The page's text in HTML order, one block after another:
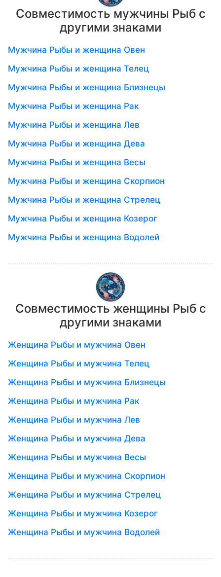
Совместимость мужчины Рыб с
другими знаками
Мужчина Рыбы и женщина Овен
Мужчина Рыбы и женщина Телец
Мужчина Рыбы и женщина Близнецы
Мужчина Рыбы и женщина Рак
Мужчина Рыбы и женщина Лев
Мужчина Рыбы и женщина Дева
Мужчина Рыбы и женщина Весы
Мужчина Рыбы и женщина Скорпион
Мужчина Рыбы и женщина Стрелец
Мужчина Рыбы и женщина Козерог
Мужчина Рыбы и женщина Водолей
Совместимость женщины Рыб с
другими знаками
Женщина Рыбы и мужчина Овен
Женщина Рыбы и мужчина Телец
Женщина Рыбы и мужчина Близнецы
Женщина Рыбы и мужчина Рак
Женщина Рыбы и мужчина Лев
Женщина Рыбы и мужчина Дева
Женщина Рыбы и мужчина Весы
Женщина Рыбы и мужчина Скорпион
Женщина Рыбы и мужчина Стрелец
Женщина Рыбы и мужчина Козерог
Женщина Рыбы и мужчина Водолей